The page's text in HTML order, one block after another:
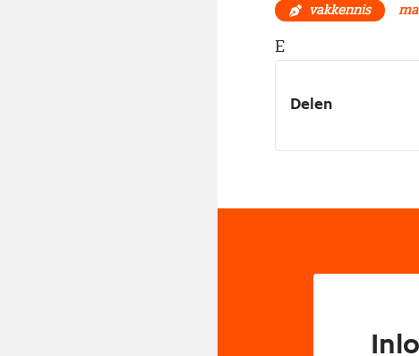
vakkennis
E
Delen